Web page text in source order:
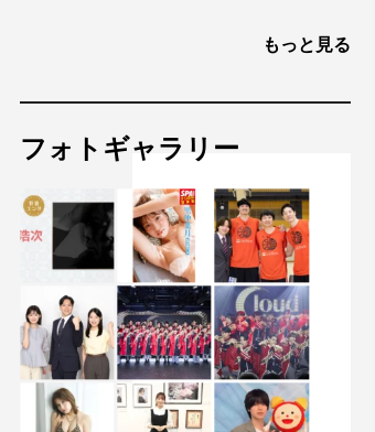
もっと見る
フォトギャラリー